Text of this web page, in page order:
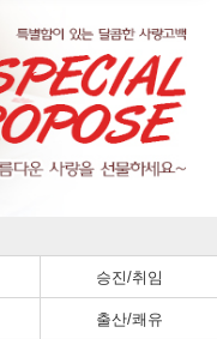
승진/취임
출산/쾌유